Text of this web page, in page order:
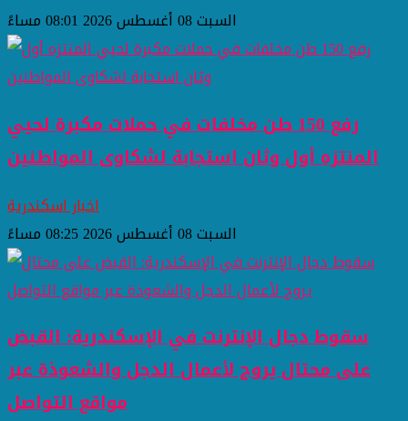
السبت 08 أغسطس 2026 08:01 مساءً
رفع 150 طن مخلفات في حملات مكبرة لحيي
المنتزه أول وثان استجابة لشكاوى المواطنين
اخبار اسكندرية
السبت 08 أغسطس 2026 08:25 مساءً
سقوط دجال الإنترنت في الإسكندرية: القبض
على محتال يروج لأعمال الدجل والشعوذة عبر
مواقع التواصل